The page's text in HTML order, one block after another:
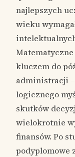
najlepszych
wieku
Matematyczne
kluczem do
administracji
logicznego
skutków
wielokrotnie
finansów. Po
podyplomowe